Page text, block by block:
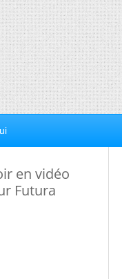
en vidéo
Futura